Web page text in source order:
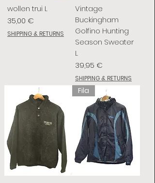
wollen trui L
Preis
35,00 €
SHIPPING & RETURNS
Vintage
Buckingham
Golfino Hunting
Season Sweater
L
Preis
39,95 €
SHIPPING & RETURNS
Fila